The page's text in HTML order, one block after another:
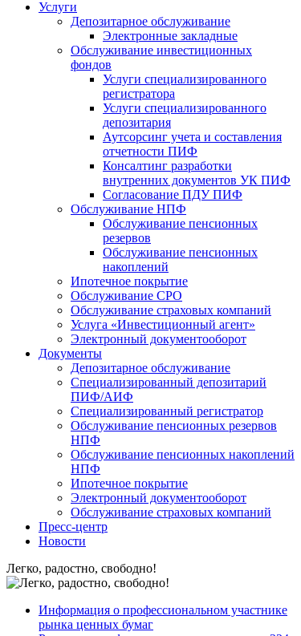
Услуги
Депозитарное обслуживание
Электронные закладные
Обслуживание инвестиционных
фондов
Услуги специализированного
регистратора
Услуги специализированного
депозитария
Аутсорсинг учета и составления
отчетности ПИФ
Консалтинг разработки
внутренних документов УК ПИФ
Согласование ПДУ ПИФ
Обслуживание НПФ
Обслуживание пенсионных
резервов
Обслуживание пенсионных
накоплений
Ипотечное покрытие
Обслуживание СРО
Обслуживание страховых компаний
Услуга «Инвестиционный агент»
Электронный документооборот
Документы
Депозитарное обслуживание
Специализированный депозитарий
ПИФ/АИФ
Специализированный регистратор
Обслуживание пенсионных резервов
НПФ
Обслуживание пенсионных накоплений
НПФ
Ипотечное покрытие
Электронный документооборот
Обслуживание страховых компаний
Пресс-центр
Новости
Легко, радостно, свободно!
Информация о профессиональном участнике
рынка ценных бумаг